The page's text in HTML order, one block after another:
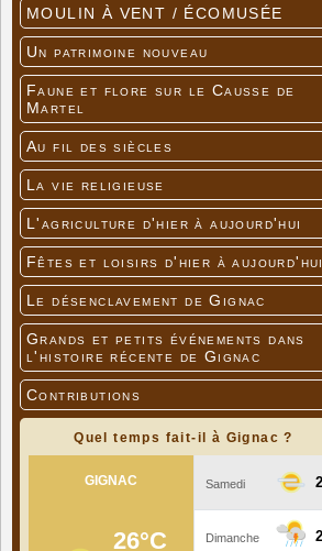
MOULIN À VENT / ÉCOMUSÉE
Un patrimoine nouveau
Faune et flore sur le Causse de
Martel
Au fil des siècles
La vie religieuse
L'agriculture d'hier à aujourd'hui
Fêtes et loisirs d'hier à aujourd'hui
Le désenclavement de Gignac
Grands et petits événements dans
l'histoire récente de Gignac
Contributions
Quel temps fait-il à Gignac ?